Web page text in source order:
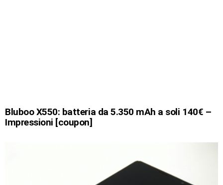
Bluboo X550: batteria da 5.350 mAh a soli 140€ –
Impressioni [coupon]